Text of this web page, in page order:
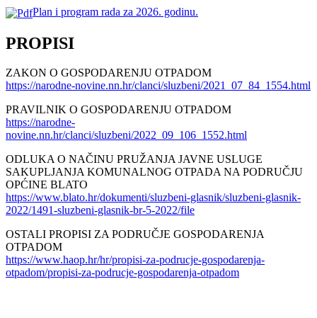
Plan i program rada za 2026. godinu.
PROPISI
ZAKON O GOSPODARENJU OTPADOM
https://narodne-novine.nn.hr/clanci/sluzbeni/2021_07_84_1554.html
PRAVILNIK O GOSPODARENJU OTPADOM
https://narodne-
novine.nn.hr/clanci/sluzbeni/2022_09_106_1552.html
ODLUKA O NAČINU PRUŽANJA JAVNE USLUGE
SAKUPLJANJA KOMUNALNOG OTPADA NA PODRUČJU
OPĆINE BLATO
https://www.blato.hr/dokumenti/sluzbeni-glasnik/sluzbeni-glasnik-
2022/1491-sluzbeni-glasnik-br-5-2022/file
OSTALI PROPISI ZA PODRUČJE GOSPODARENJA
OTPADOM
https://www.haop.hr/hr/propisi-za-podrucje-gospodarenja-
otpadom/propisi-za-podrucje-gospodarenja-otpadom